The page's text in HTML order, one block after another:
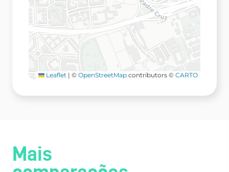
Leaflet | © OpenStreetMap contributors © CARTO
Mais